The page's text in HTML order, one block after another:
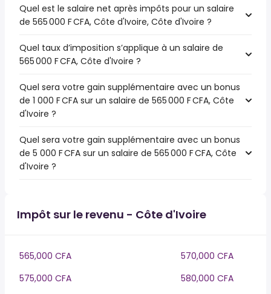
Quel est le salaire net après impôts pour un salaire
de 565 000 F CFA, Côte d'Ivoire, Côte d'Ivoire ?
Quel taux d’imposition s’applique à un salaire de
565 000 F CFA, Côte d'Ivoire ?
Quel sera votre gain supplémentaire avec un bonus
de 1 000 F CFA sur un salaire de 565 000 F CFA, Côte
d'Ivoire ?
Quel sera votre gain supplémentaire avec un bonus
de 5 000 F CFA sur un salaire de 565 000 F CFA, Côte
d'Ivoire ?
Impôt sur le revenu - Côte d'Ivoire
565,000 CFA
570,000 CFA
575,000 CFA
580,000 CFA